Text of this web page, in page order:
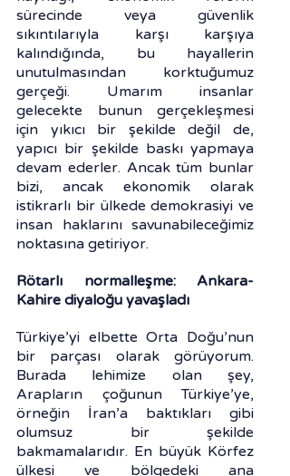
sürecinde veya güvenlik
sıkıntılarıyla karşı karşıya
kalındığında, bu hayallerin
unutulmasından korktuğumuz
gerçeği. Umarım insanlar
gelecekte bunun gerçekleşmesi
için yıkıcı bir şekilde değil de,
yapıcı bir şekilde baskı yapmaya
devam ederler. Ancak tüm bunlar
bizi, ancak ekonomik olarak
istikrarlı bir ülkede demokrasiyi ve
insan haklarını savunabileceğimiz
noktasına getiriyor.
Rötarlı normalleşme: Ankara-
Kahire diyaloğu yavaşladı
Türkiye’yi elbette Orta Doğu’nun
bir parçası olarak görüyorum.
Burada lehimize olan şey,
Arapların çoğunun Türkiye’ye,
örneğin İran’a baktıkları gibi
olumsuz bir şekilde
bakmamalarıdır. En büyük Körfez
ülkesi ve bölgedeki ana